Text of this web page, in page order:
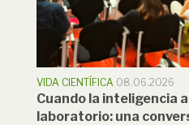
VIDA CIENTÍFICA 08.06.2026
Cuando la inteligencia
laboratorio: una